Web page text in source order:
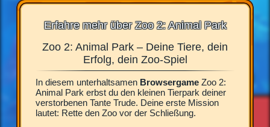
Erfahre mehr über Zoo 2: Animal Park
Zoo 2: Animal Park – Deine Tiere, dein
Erfolg, dein Zoo-Spiel
In diesem unterhaltsamen BrowsergameZoo 2:
Animal Park erbst du den kleinen Tierpark deiner
verstorbenen Tante Trude. Deine erste Mission
lautet: Rette den Zoo vor der Schließung.
Was